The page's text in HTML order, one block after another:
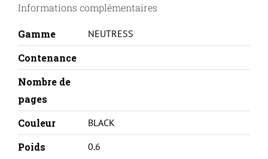
REMA
Informations complémentaires
Gamme NEUTRESS
Contenance
Nombre de
pages
Couleur
BLACK
Poids 0.6